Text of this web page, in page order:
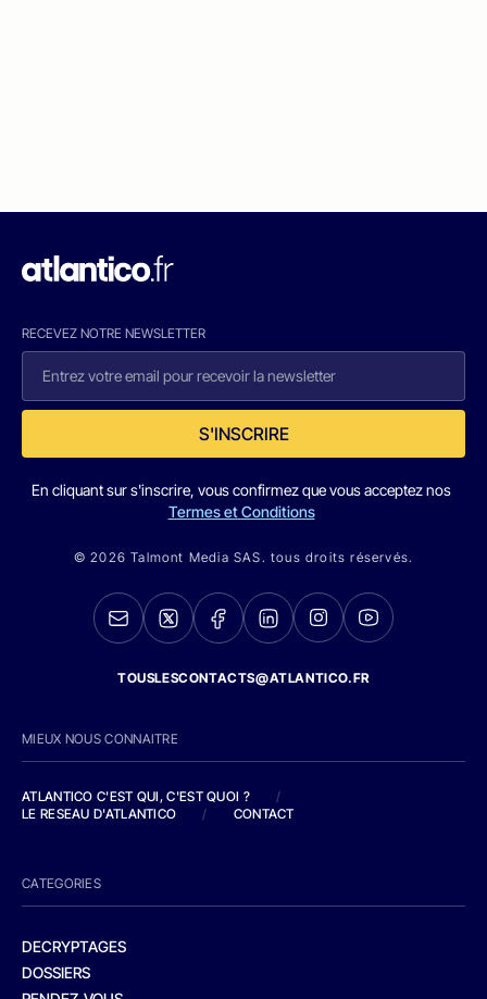
RECEVEZ NOTRE NEWSLETTER
S'INSCRIRE
En cliquant sur s'inscrire, vous confirmez que vous acceptez nos
Termes et Conditions
© 2026 Talmont Media SAS. tous droits réservés.
TOUSLESCONTACTS@ATLANTICO.FR
MIEUX NOUS CONNAITRE
ATLANTICO C'EST QUI, C'EST QUOI ?
/
LE RESEAU D'ATLANTICO
/ CONTACT
CATEGORIES
DECRYPTAGES
DOSSIERS